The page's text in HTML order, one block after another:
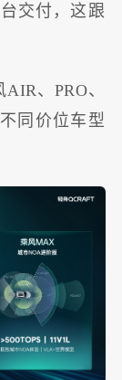
交付，这跟
、PRO、
同价位车型